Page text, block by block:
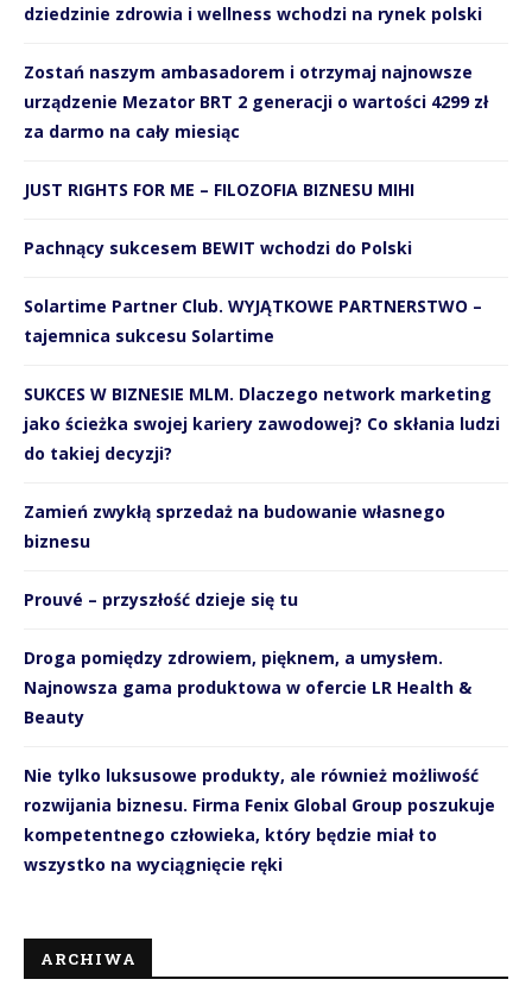
dziedzinie zdrowia i wellness wchodzi na rynek polski
Zostań naszym ambasadorem i otrzymaj najnowsze
urządzenie Mezator BRT 2 generacji o wartości 4299 zł
za darmo na cały miesiąc
JUST RIGHTS FOR ME – FILOZOFIA BIZNESU MIHI
Pachnący sukcesem BEWIT wchodzi do Polski
Solartime Partner Club. WYJĄTKOWE PARTNERSTWO –
tajemnica sukcesu Solartime
SUKCES W BIZNESIE MLM. Dlaczego network marketing
jako ścieżka swojej kariery zawodowej? Co skłania ludzi
do takiej decyzji?
Zamień zwykłą sprzedaż na budowanie własnego
biznesu
Prouvé – przyszłość dzieje się tu
Droga pomiędzy zdrowiem, pięknem, a umysłem.
Najnowsza gama produktowa w ofercie LR Health &
Beauty
Nie tylko luksusowe produkty, ale również możliwość
rozwijania biznesu. Firma Fenix Global Group poszukuje
kompetentnego człowieka, który będzie miał to
wszystko na wyciągnięcie ręki
ARCHIWA